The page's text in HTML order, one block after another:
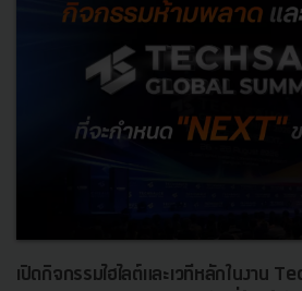
เปิดกิจกรรมไฮไลต์และเวทีหลักในงาน